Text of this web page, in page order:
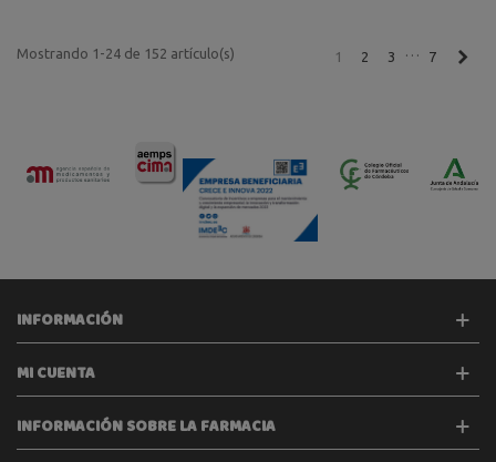
Mostrando 1-24 de 152 artículo(s) 1 2 3 7
INFORMACIÓN
MI CUENTA
INFORMACIÓN SOBRE LA FARMACIA